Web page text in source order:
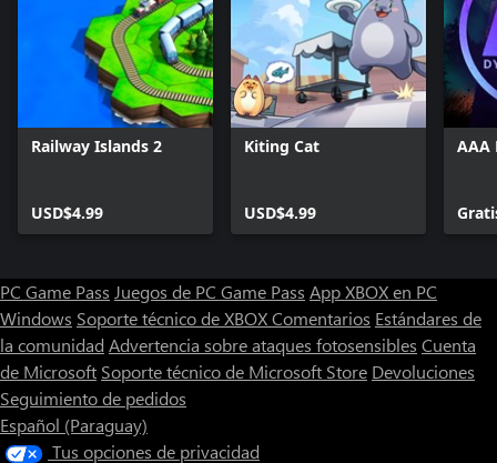
Railway Islands 2
USD$4.99
Kiting Cat
USD$4.99
AAA
PC Game Pass Juegos de PC Game Pass App XBOX en PC
Windows Soporte técnico de XBOXComentarios Estándares de
la comunidad Advertencia sobre ataques fotosensibles Cuenta
de Microsoft Soporte técnico de Microsoft Store Devoluciones
Seguimiento de pedidos
Español (Paraguay)
Tus opciones de privacidad